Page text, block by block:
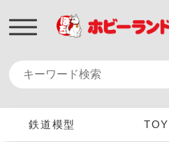
鉄道模型 TOY